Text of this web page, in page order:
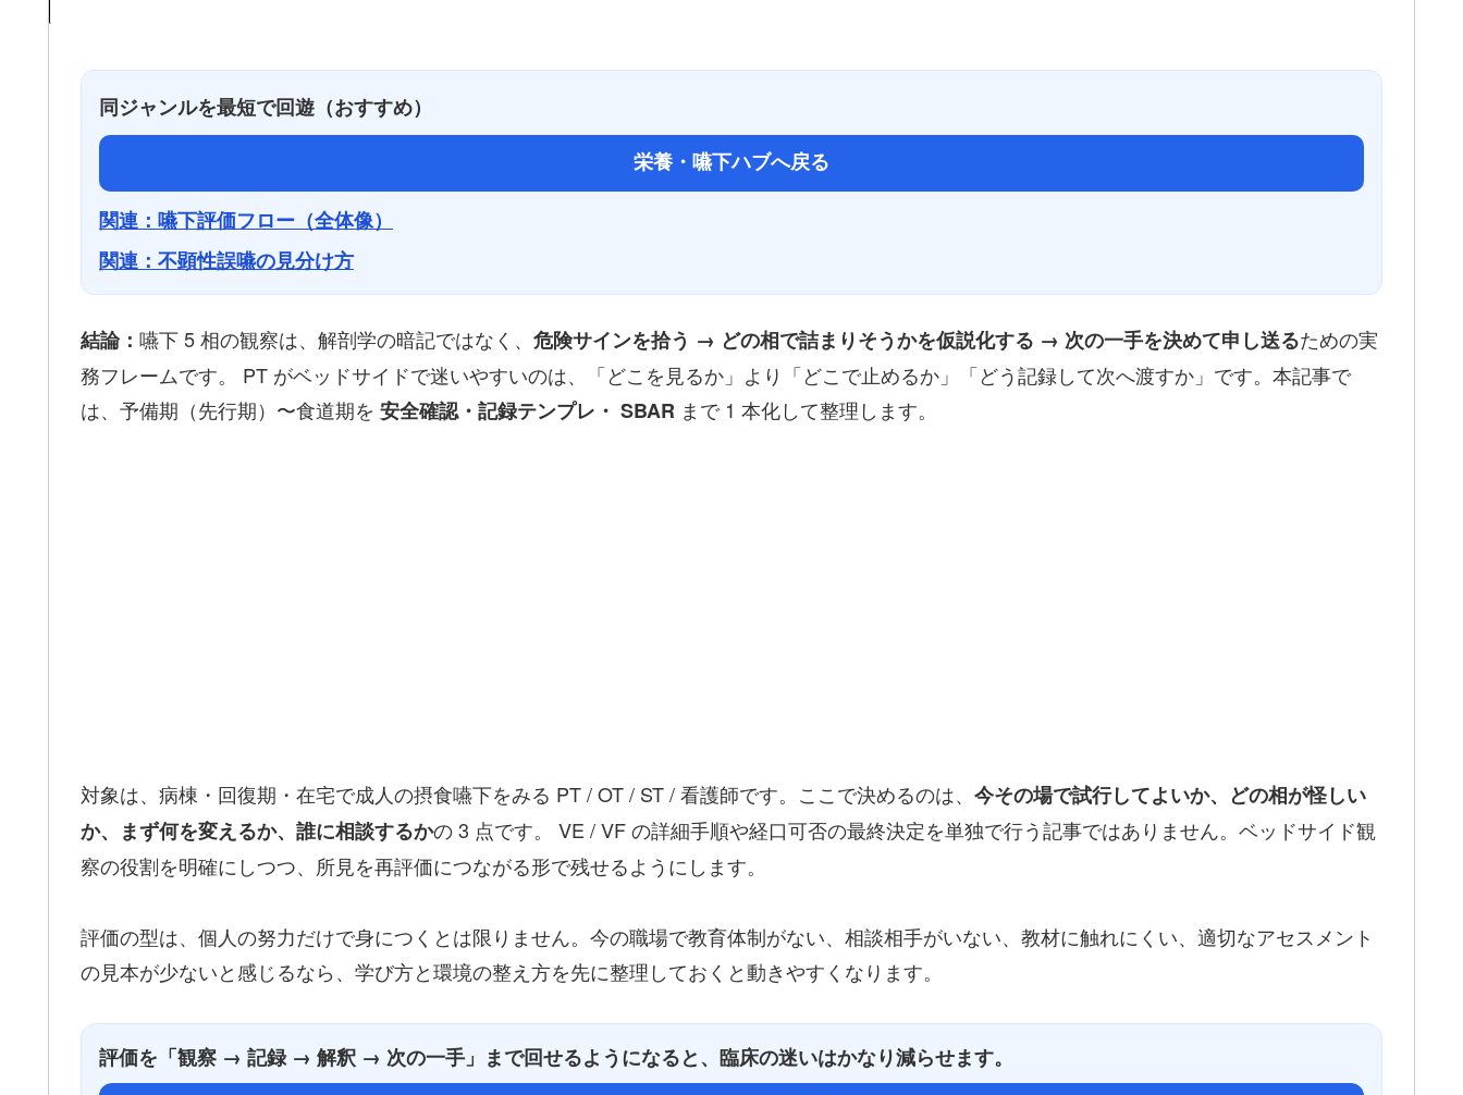
同ジャンルを最短で回遊（おすすめ）
栄養・嚥下ハブへ戻る
関連：嚥下評価フロー（全体像）
関連：不顕性誤嚥の見分け方
結論： 嚥下 5 相の観察は、解剖学の暗記ではなく、 危険サインを拾う → どの相で詰まりそうかを仮説化する → 次の一手を決めて申し送るための実
務フレームです。 PT がベッドサイドで迷いやすいのは、「どこを見るか」より「どこで止めるか」「どう記録して次へ渡すか」です。本記事で
は、予備期（先行期）〜食道期を 安全確認・記録テンプレ・ SBAR まで 1 本化して整理します。
対象は、病棟・回復期・在宅で成人の摂食嚥下をみる PT / OT / ST / 看護師です。ここで決めるのは、 今その場で試行してよいか、どの相が怪しい
か、まず何を変えるか、誰に相談するかの 3 点です。 VE / VF の詳細手順や経口可否の最終決定を単独で行う記事ではありません。ベッドサイド観
察の役割を明確にしつつ、所見を再評価につながる形で残せるようにします。
評価の型は、個人の努力だけで身につくとは限りません。今の職場で教育体制がない、相談相手がいない、教材に触れにくい、適切なアセスメント
の見本が少ないと感じるなら、学び方と環境の整え方を先に整理しておくと動きやすくなります。
評価を「観察 → 記録 → 解釈 → 次の一手」まで回せるようになると、臨床の迷いはかなり減らせます。